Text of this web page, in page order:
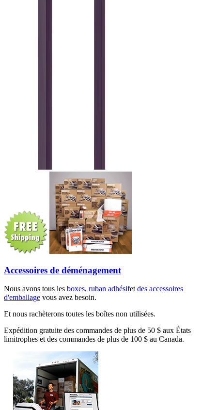
Accessoires de déménagement
Nous avons tous les boxes, ruban adhésifetdes accessoires
d'emballage vous avez besoin.
Et nous rachèterons toutes les boîtes non utilisées.
Expédition gratuite des commandes de plus de 50 $ aux États
limitrophes et des commandes de plus de 100 $ au Canada.